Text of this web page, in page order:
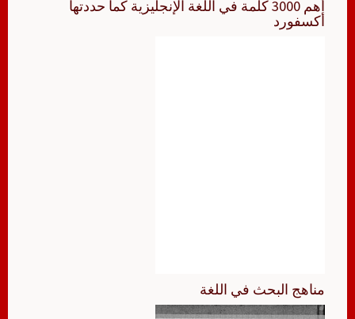
أهم 3000 كلمة في اللغة الإنجليزية كما حددتها
أكسفورد
مناهج البحث في اللغة